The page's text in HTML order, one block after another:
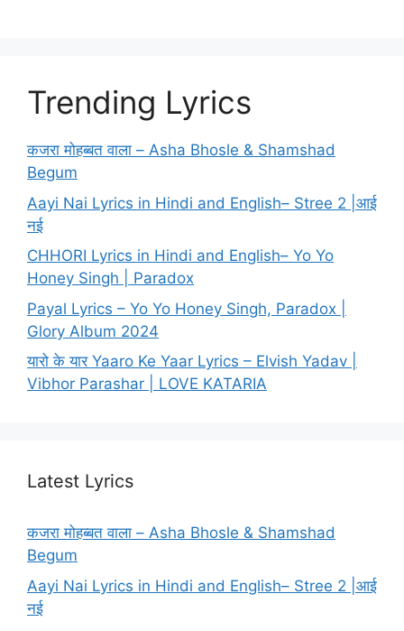
Trending Lyrics
कजरा मोहब्बत वाला – Asha Bhosle & Shamshad
Begum
Aayi Nai Lyrics in Hindi and English– Stree 2 |आई
नई
CHHORI Lyrics in Hindi and English– Yo Yo
Honey Singh | Paradox
Payal Lyrics – Yo Yo Honey Singh, Paradox |
Glory Album 2024
यारो के यार Yaaro Ke Yaar Lyrics – Elvish Yadav |
Vibhor Parashar | LOVE KATARIA
Latest Lyrics
कजरा मोहब्बत वाला – Asha Bhosle & Shamshad
Begum
Aayi Nai Lyrics in Hindi and English– Stree 2 |आई
नई